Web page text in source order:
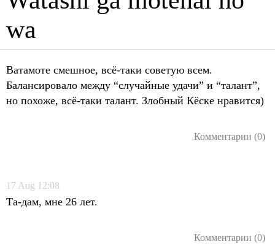
wa
Ватамоте смешное, всё-таки советую всем.
Балансировало между “случайные удачи” и “талант”,
но похоже, всё-таки талант. Злобный Кёске нравится)
Комментарии (0)
17 Aug 12:08
Та-дам, мне 26 лет.
Комментарии (0)